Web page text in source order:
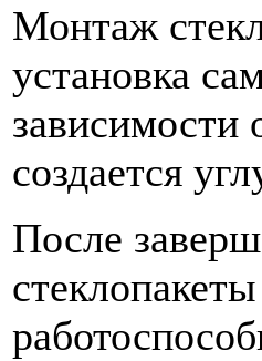
Монтаж
установка
зависимости
создается
После